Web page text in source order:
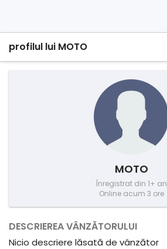
profilul lui MOTO
MOTO
Înregistrat din 1+ an
Online acum 3 ore
DESCRIEREA VÂNZĂTORULUI
Nicio descriere lăsată de vânzător